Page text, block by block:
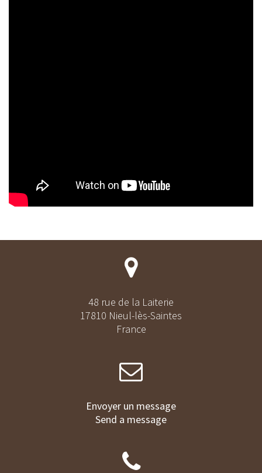
48 rue de la Laiterie
17810 Nieul-lès-Saintes
France
Envoyer un message
Send a message